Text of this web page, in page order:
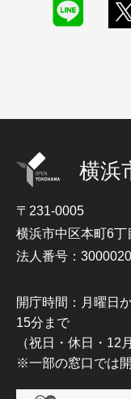
横浜
〒231-0005
横浜市中区本町6
法人番号：
開庁時間：月曜日
15分まで
（祝日・休日・12
※一部の窓口では